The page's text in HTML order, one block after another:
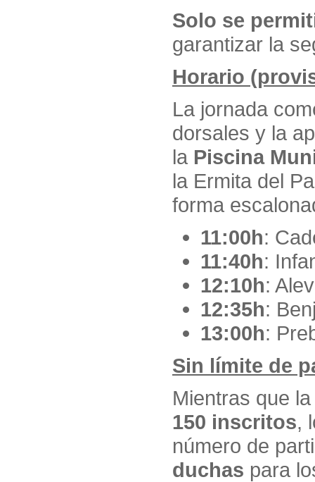
Solo se
garantizar la
Horario
La jornada
dorsales y la
la Piscina
la Ermita del
forma
11:00h:
11:40h:
12:10h:
12:35h:
13:00h:
Sin límite de
Mientras que
150 inscritos,
número de
duchas para